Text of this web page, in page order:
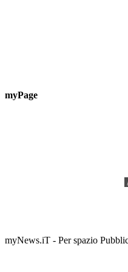
myPage
myNews.iT - Per spazio